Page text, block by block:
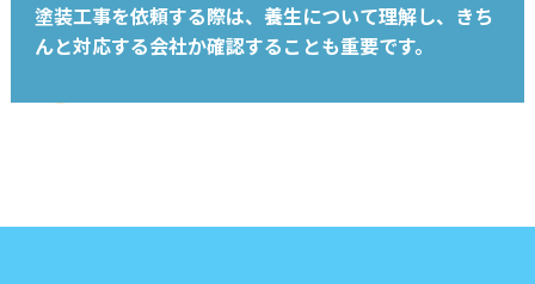
塗装工事を依頼する際は、養生について理解し、きち
んと対応する会社か確認することも重要です。